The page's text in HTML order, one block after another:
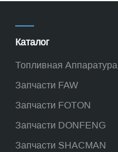
Каталог
Топливная Аппаратура
Запчасти FAW
Запчасти FOTON
Запчасти DONFENG
Запчасти SHACMAN